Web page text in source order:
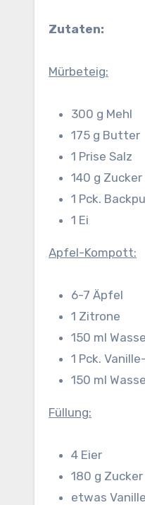
Zutaten:
Mürbeteig:
300 g Mehl
175 g Butter
1 Prise Salz
140 g Zucker
1 Pck.
1 Ei
Apfel-Kompott:
6-7 Äpfel
1 Zitrone
150 ml
1 Pck.
150 ml
Füllung:
4 Eier
180 g Zucker
etwas